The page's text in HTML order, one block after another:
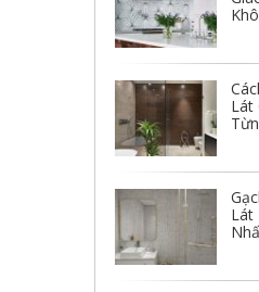
ĐỌC
Lát
Lát